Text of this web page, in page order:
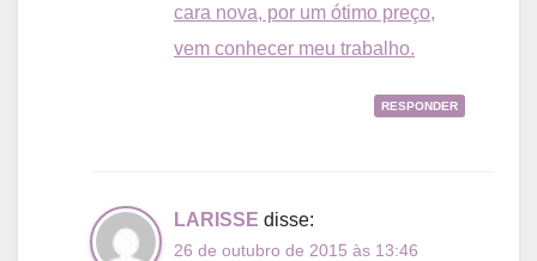
cara nova, por um ótimo preço,
vem conhecer meu trabalho.
RESPONDER
LARISSE disse:
26 de outubro de 2015 às 13:46